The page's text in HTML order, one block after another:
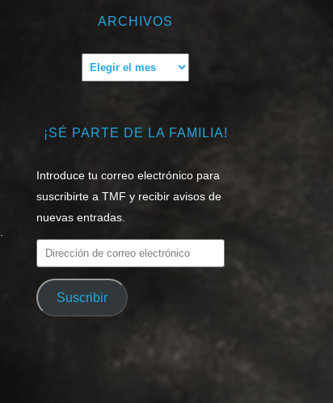
ARCHIVOS
Archivos
¡SÉ PARTE DE LA FAMILIA!
Introduce tu correo electrónico para
suscribirte a TMF y recibir avisos de
nuevas entradas.
Dirección
de
correo
electrónico
Suscribir